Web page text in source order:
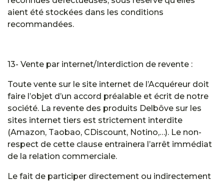
aient été stockées dans les conditions
recommandées.
13- Vente par internet/Interdiction de revente :
Toute vente sur le site internet de l’Acquéreur doit
faire l’objet d’un accord préalable et écrit de notre
société. La revente des produits Delbôve sur les
sites internet tiers est strictement interdite
(Amazon, Taobao, CDiscount, Notino,…). Le non-
respect de cette clause entrainera l’arrêt immédiat
de la relation commerciale.
Le fait de participer directement ou indirectement